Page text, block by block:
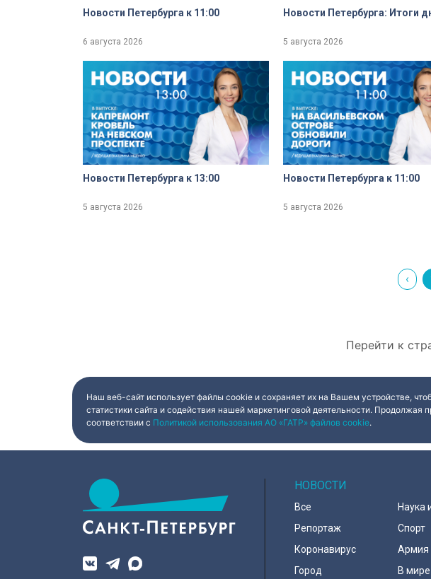
Новости Петербурга к 11:00
6 августа 2026
Новости Петербурга: Итоги
5 августа 2026
Новости Петербурга к 13:00
5 августа 2026
Новости Петербурга к 11:00
5 августа 2026
‹
Перейти к
Наш веб-сайт использует файлы cookie и сохраняет их на Вашем устройстве,
статистики сайта и содействия нашей маркетинговой деятельности.
соответствии с Политикой использования АО «ГАТР» файлов cookie.
НОВОСТИ
Все
Репортаж
Коронавирус
Город
Наука
Спорт
Армия
В мире